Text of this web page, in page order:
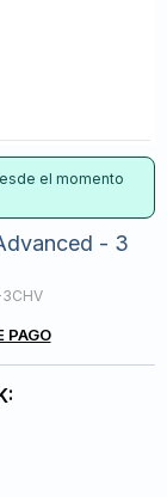
el momento
- 3
3CHV
PAGO